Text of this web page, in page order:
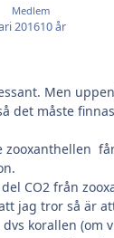
Medlem
201610 år
Men
det måste
zooxanthellen
CO2 från
jag tror så är
korallen (om